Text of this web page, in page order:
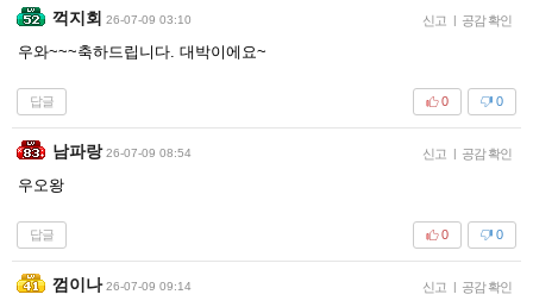
꺽지회 26-07-09 03:10 신고 | 공감 확인
우와~~~축하드립니다. 대박이에요~
답글 0
0
남파랑 26-07-09 08:54 신고 | 공감 확인
우오왕
답글 0
0
껌이나 26-07-09 09:14 신고 | 공감 확인